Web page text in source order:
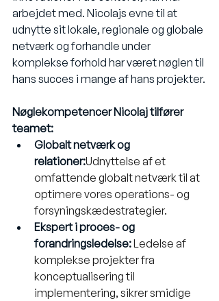
arbejdet med. Nicolajs evne til at
udnytte sit lokale, regionale og globale
netværk og forhandle under
komplekse forhold har været nøglen til
hans succes i mange af hans projekter.
Nøglekompetencer Nicolaj tilfører
teamet:
Globalt netværk og
relationer:Udnyttelse af et
omfattende globalt netværk til at
optimere vores operations- og
forsyningskædestrategier.
Ekspert i proces- og
forandringsledelse:Ledelse af
komplekse projekter fra
konceptualisering til
implementering, sikrer smidige